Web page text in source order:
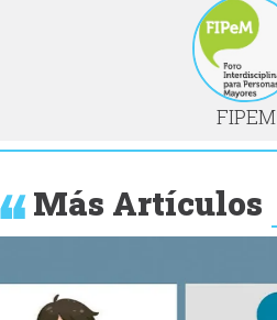
FIPEM
Más Artículos